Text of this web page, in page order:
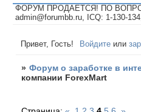
ФОРУМ ПРОДАЕТСЯ! ПО
admin@forumbb.ru, ICQ: 1-130-
Привет, Гость! Войдите или
» Форум о заработке в
компании ForexMart